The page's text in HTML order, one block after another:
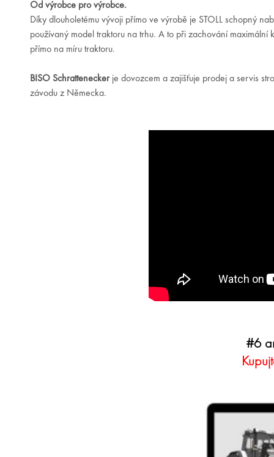
Od výrobce pro výrobce.
Díky dlouholetému vývoji přímo ve výrobě je STOLL schopný
používaný model traktoru na trhu. A to při zachování maximální
přímo na míru traktoru.
BISO Schratteneckerje dovozcem a zajišťuje prodej a servis
závodu z Německa.
#6